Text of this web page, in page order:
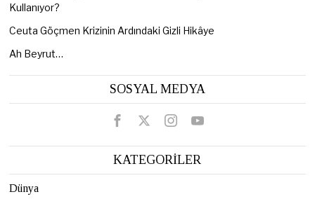
Kullanıyor?
Ceuta Göçmen Krizinin Ardındaki Gizli Hikâye
Ah Beyrut…
SOSYAL MEDYA
KATEGORİLER
Dünya